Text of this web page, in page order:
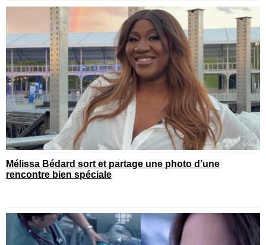
Mélissa Bédard sort et partage une photo d’une
rencontre bien spéciale